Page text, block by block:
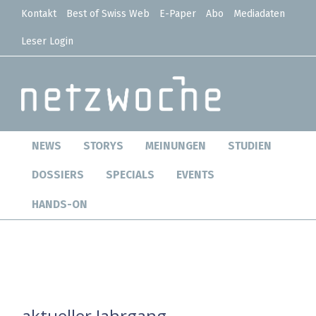
Kontakt Best of Swiss Web E-Paper Abo Mediadaten
Leser Login
NEWS STORYS MEINUNGEN STUDIEN
DOSSIERS SPECIALS EVENTS
HANDS-ON